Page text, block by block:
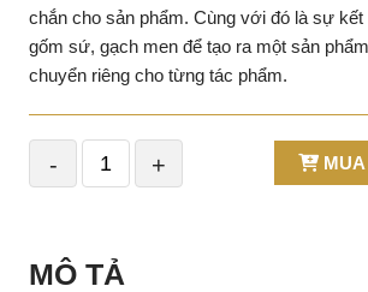
chắn cho sản phẩm. Cùng với đó là sự
gốm sứ, gạch men để tạo ra một sản
chuyển riêng cho từng tác phẩm.
- +
MÔ TẢ